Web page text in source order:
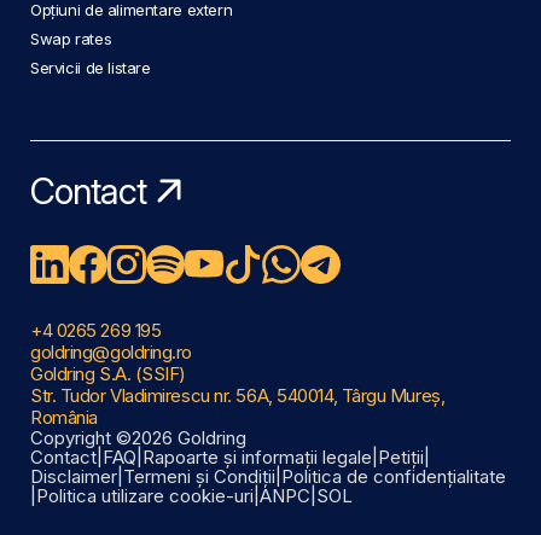
Opțiuni de alimentare extern
Swap rates
Servicii de listare
Contact
+4 0265 269 195
goldring@goldring.ro
Goldring S.A. (SSIF)
Str. Tudor Vladimirescu nr. 56A, 540014, Târgu Mureș,
România
Copyright ©2026 Goldring
Contact FAQ Rapoarte și informații legale Petiții
Disclaimer Termeni și Condiții Politica de confidențialitate
Politica utilizare cookie-uri ANPC SOL